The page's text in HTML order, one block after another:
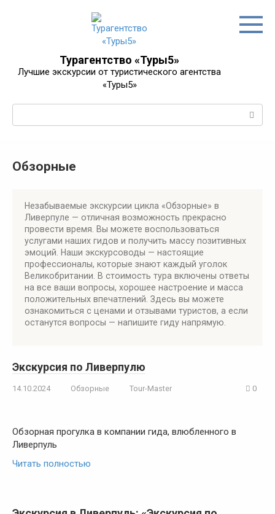
Турагентство «Туры5»
Лучшие экскурсии от туристического агентства
«Туры5»
Обзорные
Незабываемые экскурсии цикла «Обзорные» в
Ливерпуле — отличная возможность прекрасно
провести время. Вы можете воспользоваться
услугами наших гидов и получить массу позитивных
эмоций. Наши экскурсоводы — настоящие
профессионалы, которые знают каждый уголок
Великобритании. В стоимость тура включены ответы
на все ваши вопросы, хорошее настроение и масса
положительных впечатлений. Здесь вы можете
ознакомиться с ценами и отзывами туристов, а если
останутся вопросы — напишите гиду напрямую.
Экскурсия по Ливерпулю
14.10.2024 Обзорные Tour-Master 0
Обзорная прогулка в компании гида, влюбленного в
Ливерпуль
Читать полностью